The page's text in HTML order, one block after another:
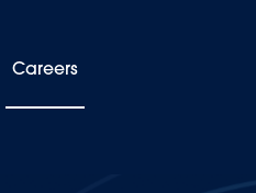
Careers